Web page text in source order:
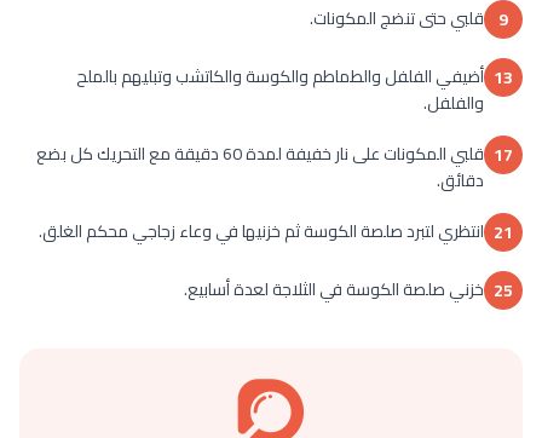
9 قلبي حتى تنضج المكونات.
13 أضيفي الفلفل والطماطم والكوسة والكاتشب وتبليهم بالملح
والفلفل.
17
قلبي المكونات على نار خفيفة لمدة 60 دقيقة مع التحريك كل بضع
دقائق.
21 انتظري لتبرد صلصة الكوسة ثم خزنيها في وعاء زجاجي محكم الغلق.
25 خزني صلصة الكوسة في الثلاجة لعدة أسابيع.